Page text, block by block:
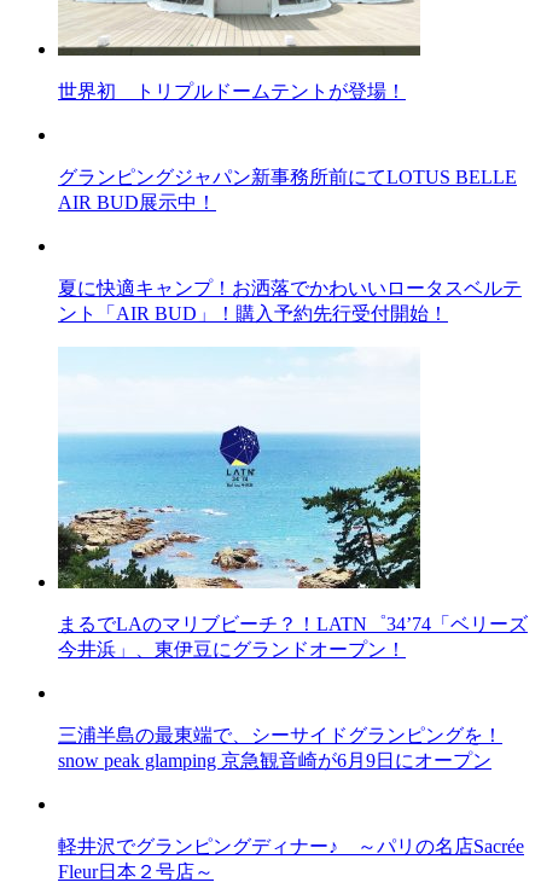
世界初 トリプルドームテントが登場！
グランピングジャパン新事務所前にてLOTUS BELLE
AIR BUD展示中！
夏に快適キャンプ！お洒落でかわいいロータスベルテ
ント「AIR BUD」！購入予約先行受付開始！
まるでLAのマリブビーチ？！LATN゜34’74「ベリーズ
今井浜」、東伊豆にグランドオープン！
三浦半島の最東端で、シーサイドグランピングを！
snow peak glamping 京急観音崎が6月9日にオープン
軽井沢でグランピングディナー♪ ～パリの名店Sacrée
Fleur日本２号店～